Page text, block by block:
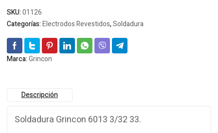
SKU:01126
Categorías:Electrodos Revestidos,Soldadura
Marca:Grincon
Descripción
Soldadura Grincon 6013 3/32 33.